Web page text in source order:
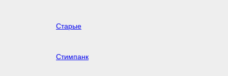
Старые
Стимпанк